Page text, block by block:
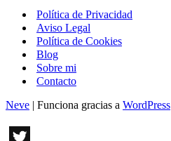
Política de Privacidad
Aviso Legal
Política de Cookies
Blog
Sobre mi
Contacto
Neve | Funciona gracias a WordPress